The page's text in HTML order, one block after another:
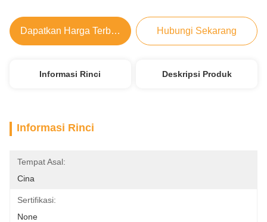
Dapatkan Harga Terbaik Hubungi Sekarang
Informasi Rinci Deskripsi Produk
Informasi Rinci
Tempat Asal:
Cina
Sertifikasi:
None